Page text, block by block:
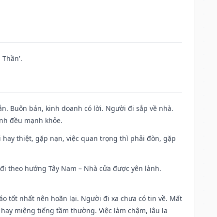
Buôn bán, kinh doanh có lời. Người đi sắp về nhà.
đều mạnh khỏe.
thiệt, gặp nạn, việc quan trọng thì phải đòn, gặp
theo hướng Tây Nam – Nhà cửa được yên lành.
tốt nhất nên hoãn lại. Người đi xa chưa có tin về. Mất
miệng tiếng tầm thường. Việc làm chậm, lâu la